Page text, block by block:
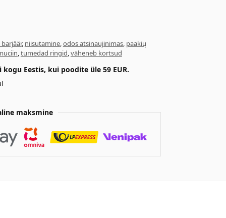
, niisutamine,odos atsinaujinimas, paakių
,tumedad ringid,väheneb kortsud
Eestis, kui poodite üle 59 EUR.
maksmine